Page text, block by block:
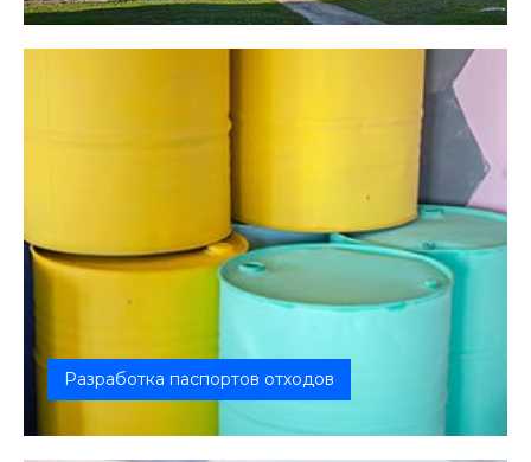
Разработка проекта СЗЗ необходима, чтобы
Разработка паспортов отходов